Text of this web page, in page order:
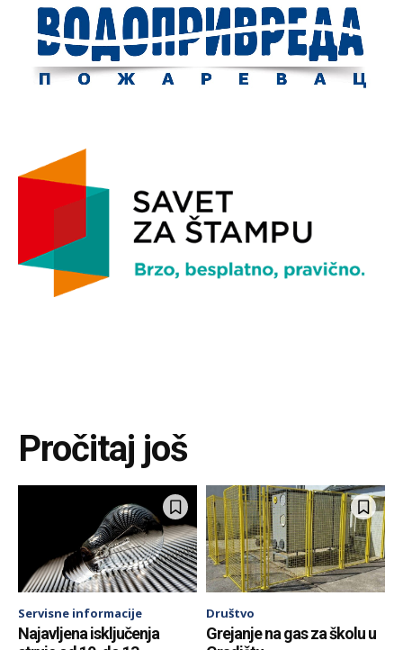
Pročitaj još
Servisne informacije
Najavljena isključenja
Društvo
Grejanje na gas za školu u